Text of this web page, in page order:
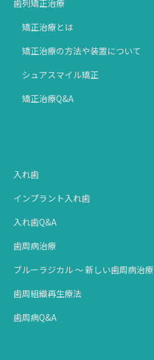
歯列矯正治療
矯正治療とは
矯正治療の方法や装置について
シュアスマイル矯正
矯正治療Q&A
入れ歯
インプラント入れ歯
入れ歯Q&A
歯周病治療
ブルーラジカル ～ 新しい歯周病治療
歯周組織再生療法
歯周病Q&A